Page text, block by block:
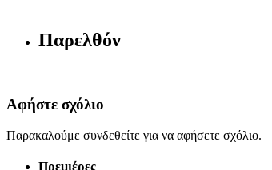
Παρελθόν
Αφήστε σχόλιο
Παρακαλούμε συνδεθείτε για να αφήσετε σχόλιο.
Πρεμιέρες